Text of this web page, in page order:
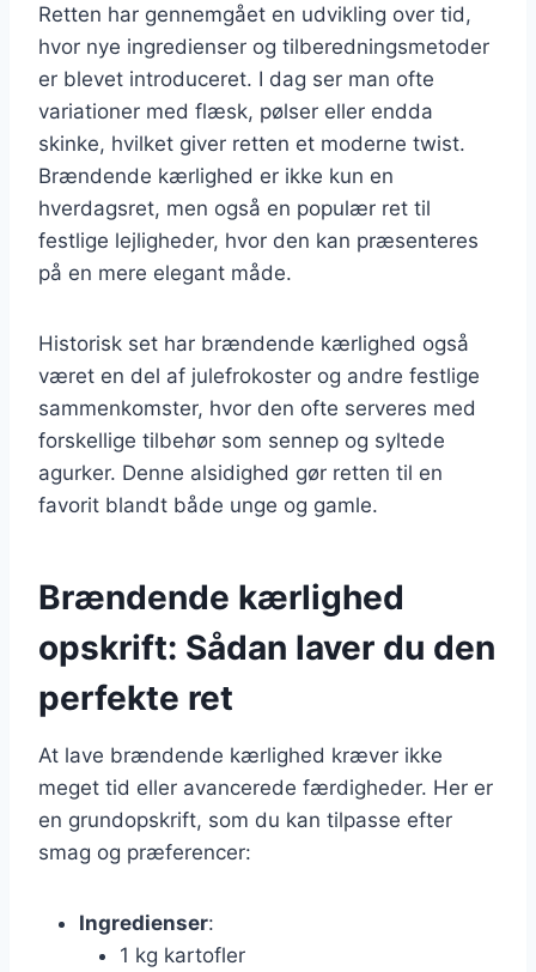
Retten har gennemgået en udvikling over tid,
hvor nye ingredienser og tilberedningsmetoder
er blevet introduceret. I dag ser man ofte
variationer med flæsk, pølser eller endda
skinke, hvilket giver retten et moderne twist.
Brændende kærlighed er ikke kun en
hverdagsret, men også en populær ret til
festlige lejligheder, hvor den kan præsenteres
på en mere elegant måde.
Historisk set har brændende kærlighed også
været en del af julefrokoster og andre festlige
sammenkomster, hvor den ofte serveres med
forskellige tilbehør som sennep og syltede
agurker. Denne alsidighed gør retten til en
favorit blandt både unge og gamle.
Brændende kærlighed
opskrift: Sådan laver du den
perfekte ret
At lave brændende kærlighed kræver ikke
meget tid eller avancerede færdigheder. Her er
en grundopskrift, som du kan tilpasse efter
smag og præferencer:
Ingredienser:
1 kg kartofler